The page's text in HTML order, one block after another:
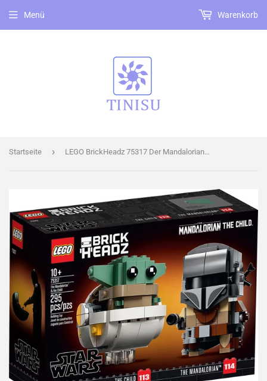
Menü Warenkorb
Startseite › LEGO BrickHeadz 75317 Der Mandalorianer™ und das Kind